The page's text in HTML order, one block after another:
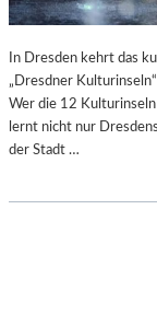
In Dresden kehrt das
„Dresdner
Wer die 12
lernt nicht nur
der Stadt …